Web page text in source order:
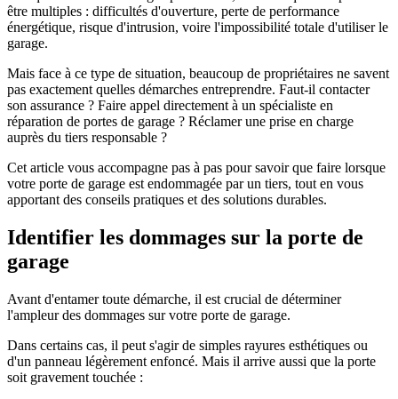
être multiples : difficultés d'ouverture, perte de performance
énergétique, risque d'intrusion, voire l'impossibilité totale d'utiliser le
garage.
Mais face à ce type de situation, beaucoup de propriétaires ne savent
pas exactement quelles démarches entreprendre. Faut-il contacter
son assurance ? Faire appel directement à un spécialiste en
réparation de portes de garage ? Réclamer une prise en charge
auprès du tiers responsable ?
Cet article vous accompagne pas à pas pour savoir que faire lorsque
votre porte de garage est endommagée par un tiers, tout en vous
apportant des conseils pratiques et des solutions durables.
Identifier les dommages sur la porte de
garage
Avant d'entamer toute démarche, il est crucial de déterminer
l'ampleur des dommages sur votre porte de garage.
Dans certains cas, il peut s'agir de simples rayures esthétiques ou
d'un panneau légèrement enfoncé. Mais il arrive aussi que la porte
soit gravement touchée :